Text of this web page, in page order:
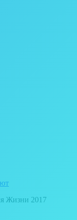
Жизни 2017